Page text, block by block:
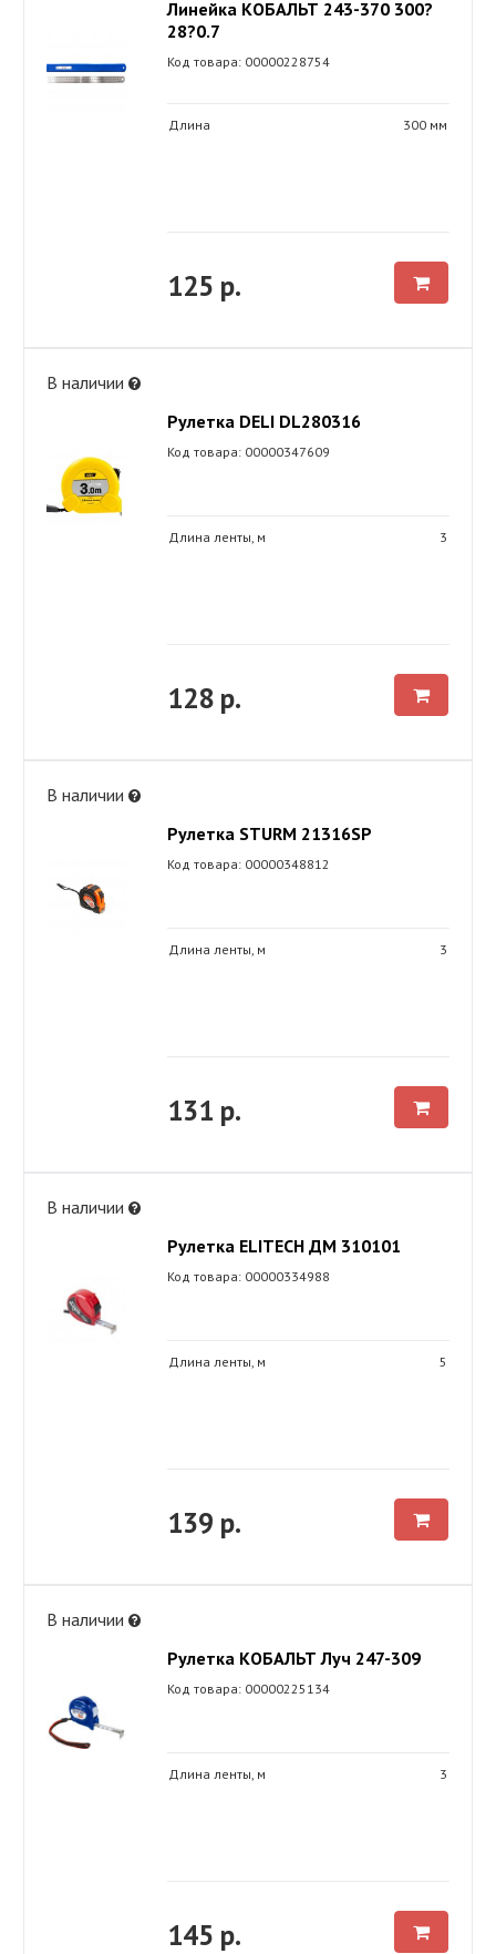
Линейка КОБАЛЬТ 243-370 300?
28?0.7
Код товара: 00000228754
Длина 300 мм
125 р.
В наличии
Рулетка DELI DL280316
Код товара: 00000347609
Длина ленты, м 3
128 р.
В наличии
Рулетка STURM 21316SP
Код товара: 00000348812
Длина ленты, м 3
131 р.
В наличии
Рулетка ELITECH ДМ 310101
Код товара: 00000334988
Длина ленты, м 5
139 р.
В наличии
Рулетка КОБАЛЬТ Луч 247-309
Код товара: 00000225134
Длина ленты, м 3
145 р.